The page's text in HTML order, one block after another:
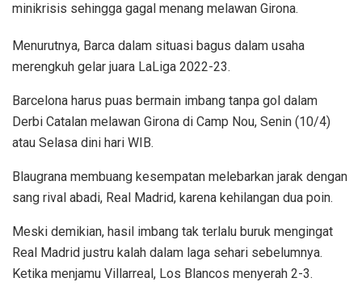
minikrisis sehingga gagal menang melawan Girona.
Menurutnya, Barca dalam situasi bagus dalam usaha
merengkuh gelar juara LaLiga 2022-23.
Barcelona harus puas bermain imbang tanpa gol dalam
Derbi Catalan melawan Girona di Camp Nou, Senin (10/4)
atau Selasa dini hari WIB.
Blaugrana membuang kesempatan melebarkan jarak dengan
sang rival abadi, Real Madrid, karena kehilangan dua poin.
Meski demikian, hasil imbang tak terlalu buruk mengingat
Real Madrid justru kalah dalam laga sehari sebelumnya.
Ketika menjamu Villarreal, Los Blancos menyerah 2-3.